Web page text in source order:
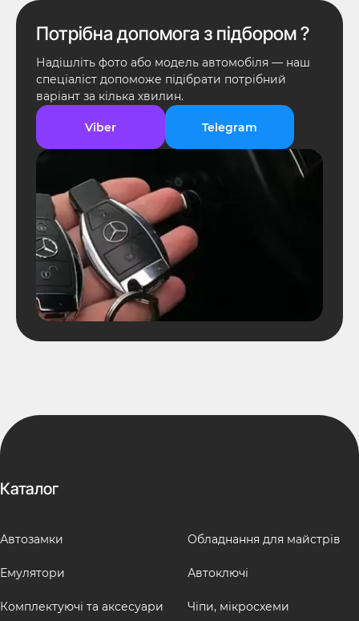
Потрібна допомога з підбором ?
Надішліть фото або модель автомобіля — наш
спеціаліст допоможе підібрати потрібний
варіант за кілька хвилин.
Viber Telegram
Каталог
Автозамки
Емулятори
Комплектуючі та аксесуари
Обладнання для майстрів
Автоключі
Чіпи, мікросхеми